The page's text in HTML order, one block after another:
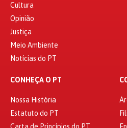
Cultura
Opinião
Justiça
Meio Ambiente
Notícias do PT
CONHEÇA O PT
Nossa História
Estatuto do PT
Carta de Princípios do PT